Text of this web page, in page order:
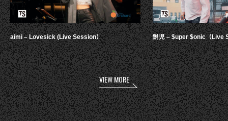
aimi – Lovesick (Live Session） 鋭児 – $uper $onic（Live
VIEW MORE